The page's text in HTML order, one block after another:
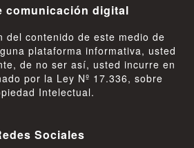
comunicación digital
del contenido de este medio de
plataforma informativa, usted
de no ser así, usted incurre en
por la Ley Nº 17.336, sobre
Intelectual.
Sociales